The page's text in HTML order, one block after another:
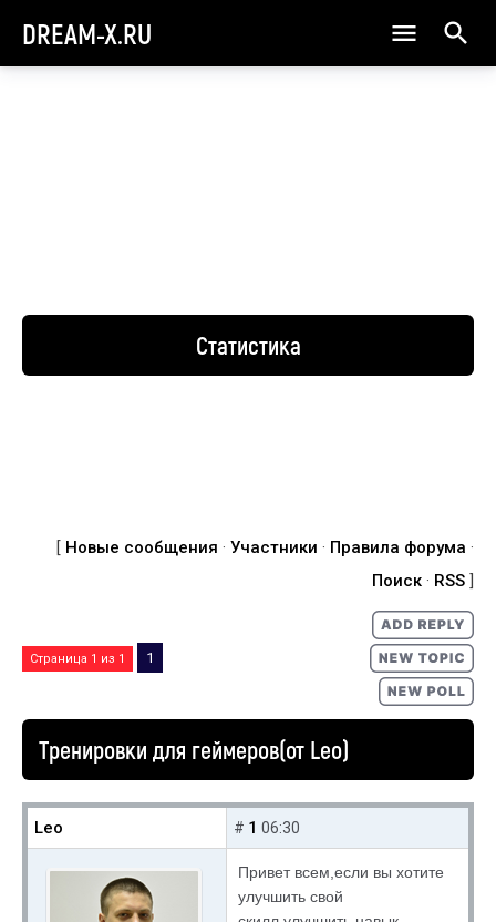
DREAM-X.RU
Статистика
[ Новые сообщения · Участники · Правила форума ·
Поиск · RSS ]
Страница 1 из 1 1
Тренировки для геймеров(от Leo)
Leo # 1 06:30
Привет всем,если вы хотите
улучшить свой